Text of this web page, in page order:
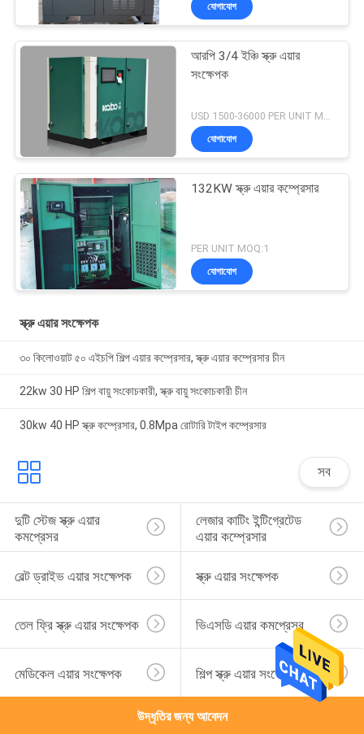
যোগাযোগ
আরপি 3/4 ইঞ্চি স্ক্রু এয়ার
সংক্ষেপক
যোগাযোগ
132KW স্ক্রু এয়ার কম্প্রেসার
PER UNIT MOQ:1
যোগাযোগ
স্ক্রু এয়ার সংক্ষেপক
৩০ কিলোওয়াট ৫০ এইচপি শিল্প এয়ার কম্প্রেসার, স্ক্রু এয়ার কম্প্রেসার চীন
22kw 30 HP শিল্প বায়ু সংকোচকারী, স্ক্রু বায়ু সংকোচকারী চীন
30kw 40 HP স্ক্রু কম্প্রেসার, 0.8Mpa রোটারি টাইপ কম্প্রেসার
সব
দুটি স্টেজ স্ক্রু এয়ার
কমপ্রেসর
লেজার কাটিং ইন্টিগ্রেটেড
এয়ার কম্প্রেসার
বেল্ট ড্রাইভ এয়ার সংক্ষেপক স্ক্রু এয়ার সংক্ষেপক
তেল ফ্রি স্ক্রু এয়ার সংক্ষেপক ভিএসডি এয়ার কমপ্রেসর
মেডিকেল এয়ার সংক্ষেপক শিল্প স্ক্রু এয়ার সংক্ষেপক
উদ্ধৃতির জন্য আবেদন